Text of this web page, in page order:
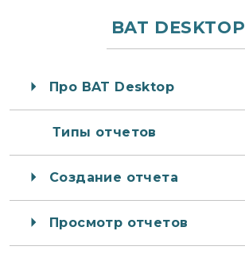
BAT DESKTOP
Про BAT Desktop
Типы отчетов
Создание отчета
Просмотр отчетов